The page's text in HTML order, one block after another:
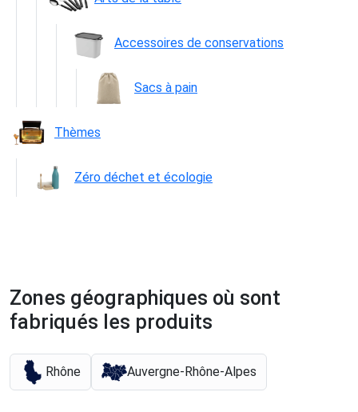
Accessoires de conservations
Sacs à pain
Thèmes
Zéro déchet et écologie
Zones géographiques où sont
fabriqués les produits
Rhône Auvergne-Rhône-Alpes